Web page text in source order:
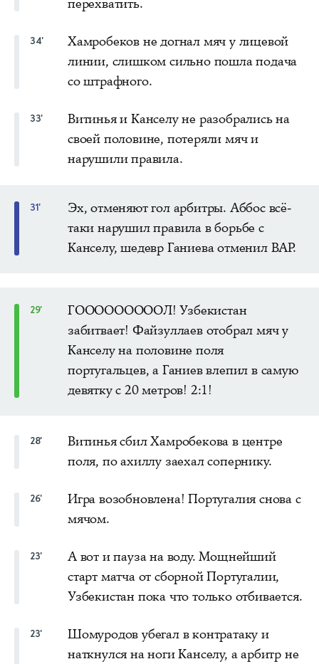
перехватить.
34'
Хамробеков не догнал мяч у лицевой
линии, слишком сильно пошла подача
со штрафного.
33'
Витинья и Канселу не разобрались на
своей половине, потеряли мяч и
нарушили правила.
31'
Эх, отменяют гол арбитры. Аббос всё-
таки нарушил правила в борьбе с
Канселу, шедевр Ганиева отменил ВАР.
29'
ГОООООООООЛ! Узбекистан
забитвает! Файзуллаев отобрал мяч у
Канселу на половине поля
португальцев, а Ганиев влепил в самую
девятку с 20 метров! 2:1!
28'
Витинья сбил Хамробекова в центре
поля, по ахиллу заехал сопернику.
26'
Игра возобновлена! Португалия снова с
мячом.
23'
А вот и пауза на воду. Мощнейший
старт матча от сборной Португалии,
Узбекистан пока что только отбивается.
23'
Шомуродов убегал в контратаку и
наткнулся на ноги Канселу, а арбитр не